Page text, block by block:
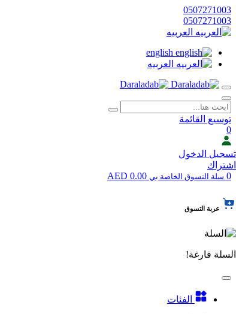
0507271003
0507271003
العربيه
english
العربيه
توسيع القائمة
0
تسجيل الدخول
اشتراك
0 سلة التسوق الخاصة بي
عربة التسوق
السلة فارغة!
الفئات